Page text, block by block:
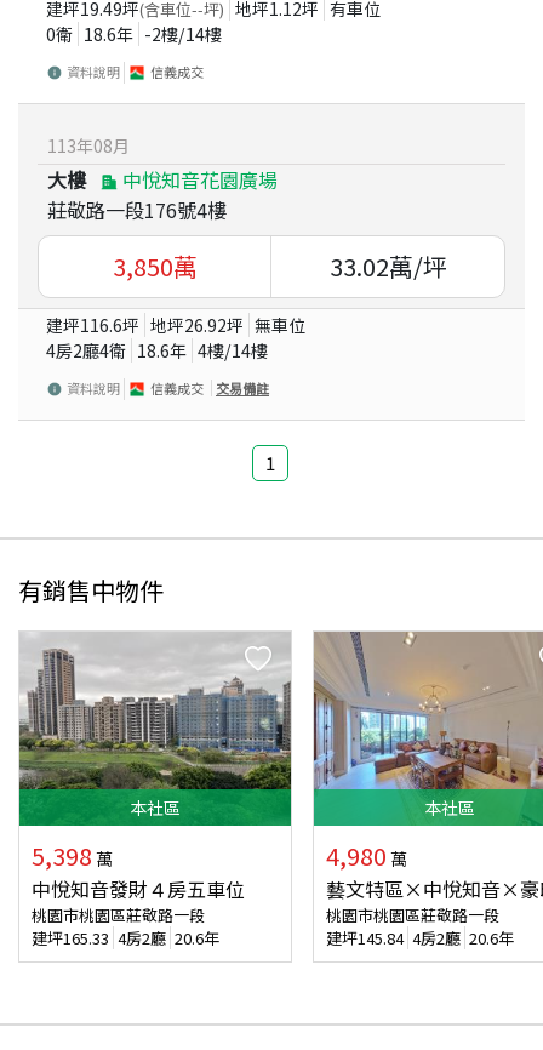
建坪19.49坪(含車位--坪) 地坪1.12坪 有車位
0衛 18.6年 -2樓/14樓
資料說明 信義成交
113年08月
大樓
中悅知音花園廣場
莊敬路一段176號4樓
3,850萬 33.02萬/坪
建坪116.6坪 地坪26.92坪 無車位
4房2廳4衛 18.6年 4樓/14樓
資料說明 信義成交 交易備註
1
有銷售中物件
本社區
5,398 萬
中悅知音發財４房五車位
桃園市桃園區莊敬路一段
建坪165.33 4房2廳 20.6年
本社區
4,980 萬
藝文特區×中悅知音×豪
桃園市桃園區莊敬路一段
建坪145.84 4房2廳 20.6年